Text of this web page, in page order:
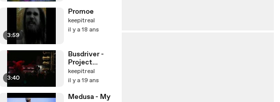
3:59
Promoe
keepitreal
il y a 18 ans
3:40
Busdriver -
Project
Blowed
keepitreal
il y a 19 ans
Medusa - My